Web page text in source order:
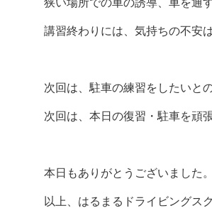
講習終わりには、気持ちの不安
次回は、駐車の練習をしたいと
次回は、本日の復習・駐車を頑
本日もありがとうございました。
以上、はるまるドライビングス